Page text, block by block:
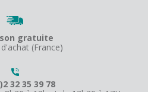
gratuite
(France)
32 35 39 78